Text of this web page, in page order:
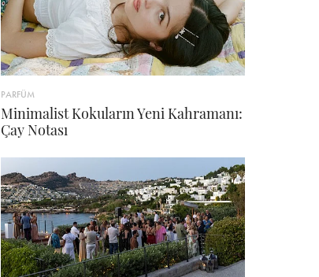
PARFÜM
Minimalist Kokuların Yeni Kahramanı:
Çay Notası